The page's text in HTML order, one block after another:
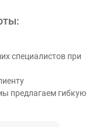
специалистов при
предлагаем гибкую